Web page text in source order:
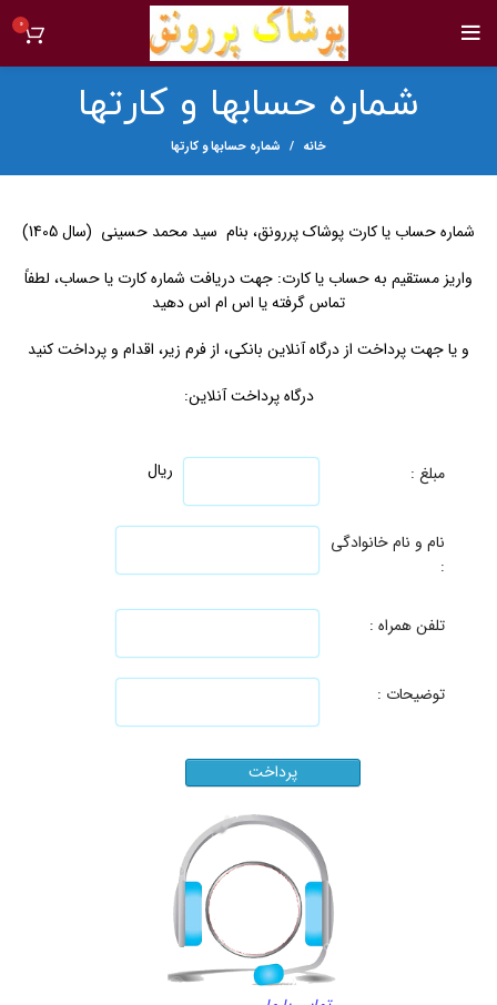
0
شماره حسابها و کارتها
خانه شماره حسابها و کارتها
شماره حساب یا کارت پوشاک پررونق، بنام سید محمد حسینی (سال 1405)
واریز مستقیم به حساب یا کارت: جهت دریافت شماره کارت یا حساب، لطفاً
تماس گرفته یا اس ام اس دهید
و یا جهت پرداخت از درگاه آنلاین بانکی، از فرم زیر، اقدام و پرداخت کنید
درگاه پرداخت آنلاین:
مبلغ : ریال
نام و نام خانوادگی
:
تلفن همراه :
توضیحات :